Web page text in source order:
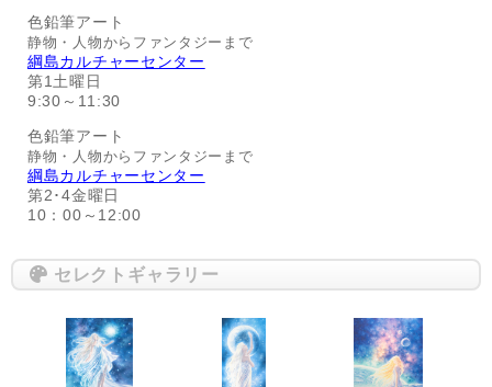
色鉛筆アート
静物・人物からファンタジーまで
綱島カルチャーセンター
第1土曜日
9:30～11:30
色鉛筆アート
静物・人物からファンタジーまで
綱島カルチャーセンター
第2･4金曜日
10：00～12:00
セレクトギャラリー